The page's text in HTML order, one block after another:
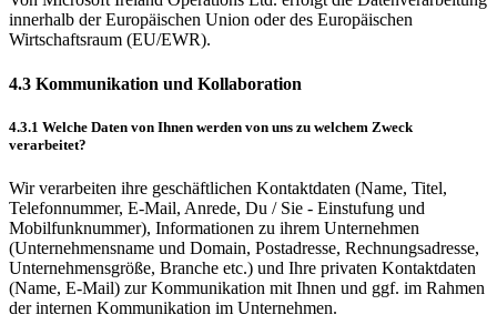
innerhalb der Europäischen Union oder des Europäischen
Wirtschaftsraum (EU/EWR).
4.3 Kommunikation und Kollaboration
4.3.1 Welche Daten von Ihnen werden von uns zu welchem Zweck
verarbeitet?
Wir verarbeiten ihre geschäftlichen Kontaktdaten (Name, Titel,
Telefonnummer, E-Mail, Anrede, Du / Sie - Einstufung und
Mobilfunknummer), Informationen zu ihrem Unternehmen
(Unternehmensname und Domain, Postadresse, Rechnungsadresse,
Unternehmensgröße, Branche etc.) und Ihre privaten Kontaktdaten
(Name, E-Mail) zur Kommunikation mit Ihnen und ggf. im Rahmen
der internen Kommunikation im Unternehmen.